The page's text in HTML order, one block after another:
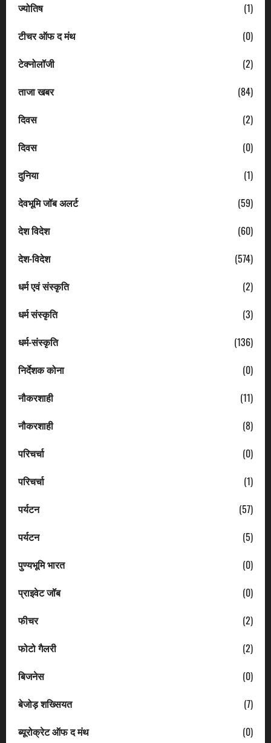
ज्योतिष
(1)
टीचर ऑफ द मंथ
(0)
टेक्नोलॉजी
(2)
ताजा खबर
(84)
दिवस
(2)
दिवस
(0)
दुनिया
(1)
देवभूमि जॉब अलर्ट
(59)
देश विदेश
(60)
देश-विदेश
(574)
धर्म एवं संस्कृति
(2)
धर्म संस्कृति
(3)
धर्म-संस्कृति
(136)
निर्देशक कोना
(0)
नौकरशाही
(11)
नौकरशाही
(8)
परिचर्चा
(0)
परिचर्चा
(1)
पर्यटन
(57)
पर्यटन
(5)
पुण्यभूमि भारत
(0)
प्राइवेट जॉब
(0)
फीचर
(2)
फोटो गैलरी
(2)
बिजनेस
(0)
बेजोड़ शख्सियत
(7)
ब्यूरोक्रेट ऑफ द मंथ
(0)